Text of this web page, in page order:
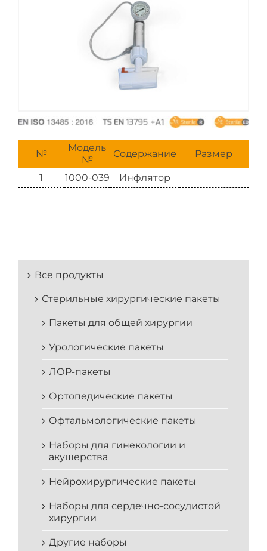
Каталог
№
Модель
№
Содержание Размер
1 1000-039 Инфлятор
Все продукты
Стерильные хирургические пакеты
Пакеты для общей хирургии
Урологические пакеты
ЛОР-пакеты
Ортопедические пакеты
Офтальмологические пакеты
Наборы для гинекологии и
акушерства
Нейрохирургические пакеты
Наборы для сердечно-сосудистой
хирургии
Другие наборы